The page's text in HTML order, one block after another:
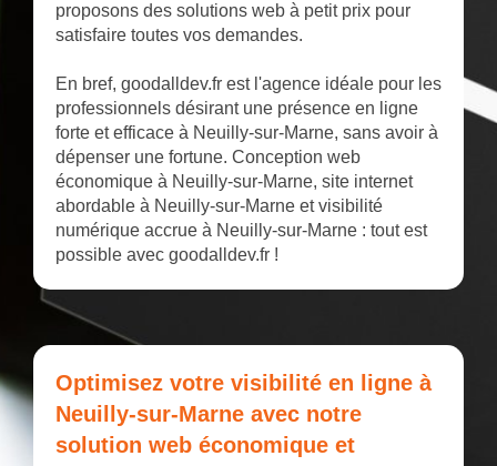
proposons des solutions web à petit prix pour
satisfaire toutes vos demandes.
En bref, goodalldev.fr est l'agence idéale pour les
professionnels désirant une présence en ligne
forte et efficace à Neuilly-sur-Marne, sans avoir à
dépenser une fortune. Conception web
économique à Neuilly-sur-Marne, site internet
abordable à Neuilly-sur-Marne et visibilité
numérique accrue à Neuilly-sur-Marne : tout est
possible avec goodalldev.fr !
Optimisez votre visibilité en ligne à
Neuilly-sur-Marne avec notre
solution web économique et